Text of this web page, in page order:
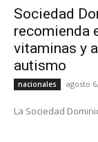
Sociedad
recomienda
vitaminas y
autismo
nacionales agosto
La Sociedad